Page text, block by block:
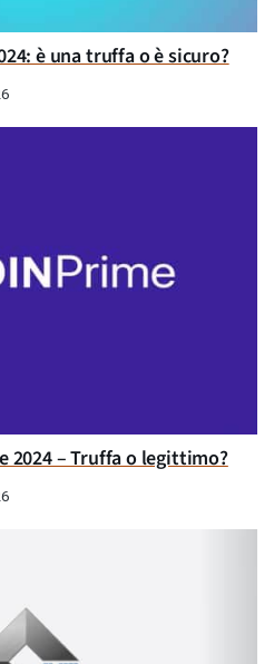
è una truffa o è sicuro?
2024 – Truffa o legittimo?